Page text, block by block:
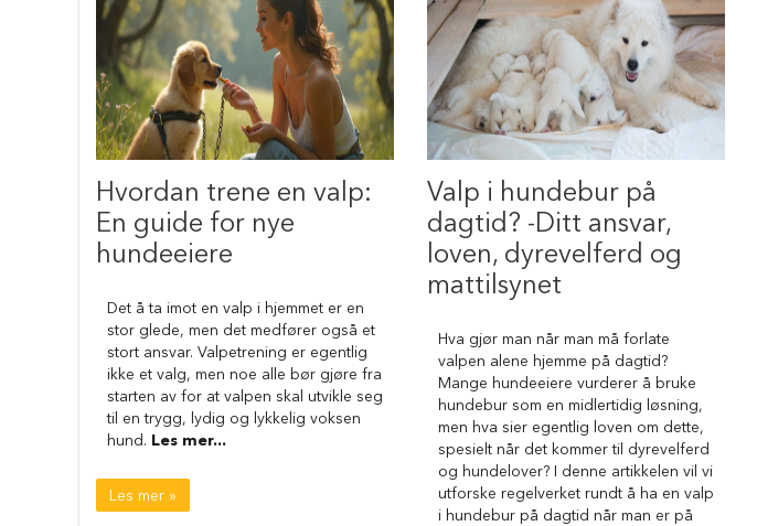
Bilutstyr
Anbefalt
reisetilbehør
Sikkerhet
Hundevesker
Hundesekker
Hundehuler
Hvordan trene en valp:
En guide for nye
hundeeiere
Det å ta imot en valp i hjemmet er en
stor glede, men det medfører også et
stort ansvar. Valpetrening er egentlig
ikke et valg, men noe alle bør gjøre fra
starten av for at valpen skal utvikle seg
til en trygg, lydig og lykkelig voksen
hund. Les mer...
Les mer »
Valp i hundebur på
dagtid? -Ditt ansvar,
loven, dyrevelferd og
mattilsynet
Hva gjør man når man må forlate
valpen alene hjemme på dagtid?
Mange hundeeiere vurderer å bruke
hundebur som en midlertidig løsning,
men hva sier egentlig loven om dette,
spesielt når det kommer til dyrevelferd
og hundelover? I denne artikkelen vil vi
utforske regelverket rundt å ha en valp
i hundebur på dagtid når man er på